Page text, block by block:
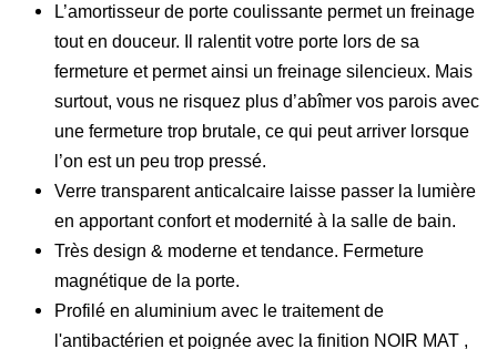
L’amortisseur de porte coulissante permet un freinage
tout en douceur. Il ralentit votre porte lors de sa
fermeture et permet ainsi un freinage silencieux. Mais
surtout, vous ne risquez plus d’abîmer vos parois avec
une fermeture trop brutale, ce qui peut arriver lorsque
l’on est un peu trop pressé.
Verre transparent anticalcaire laisse passer la lumière
en apportant confort et modernité à la salle de bain.
Très design & moderne et tendance. Fermeture
magnétique de la porte.
Profilé en aluminium avec le traitement de
l'antibactérien et poignée avec la finition NOIR MAT ,